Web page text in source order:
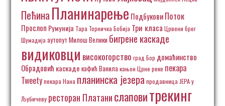
Пећина Планинарење ПодбуковиПоток
Прослоп Румунија Тара Торничка Бобија Три класа Црвени брег
Шумадија аутопут Милош Велики бигрене каскаде
видиковци високогорство град Бор домаћинство
Обрадовић каскаде кафић Ванила кањон Црне реке пекара
Tweetyпекара Нана планинска језера продавница ЈЕРА у
Љубичеву ресторан Платанислаповитрекинг